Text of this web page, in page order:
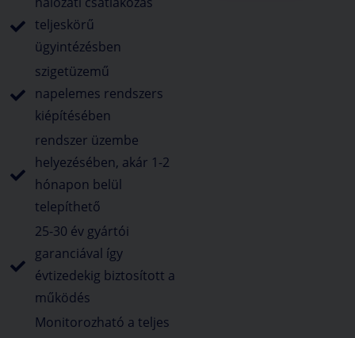
teljeskörű
ügyintézésben
szigetüzemű
napelemes rendszers
kiépítésében
rendszer üzembe
helyezésében, akár 1-2
hónapon belül
telepíthető
25-30 év gyártói
garanciával így
évtizedekig biztosított a
működés
Monitorozható a teljes